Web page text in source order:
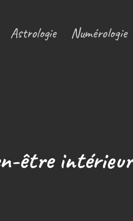
Astrologie Numérologie
être intérieur